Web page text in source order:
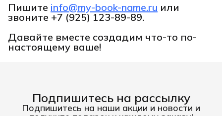
Пишите info@my-book-name.ru или
звоните +7 (925) 123-89-89.
Давайте вместе создадим что-то по-
настоящему ваше!
Подпишитесь на рассылку
Подпишитесь на наши акции и новости и